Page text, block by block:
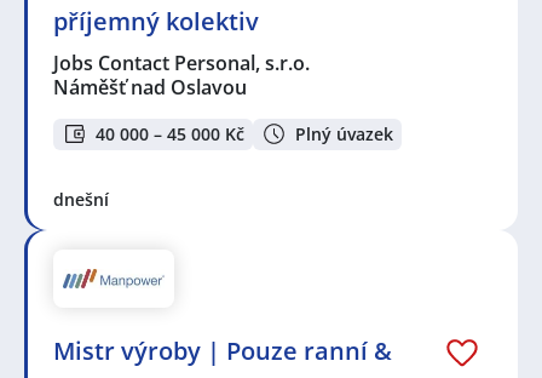
příjemný kolektiv
Jobs Contact Personal, s.r.o.
Náměšť nad Oslavou
40 000 – 45 000 Kč Plný úvazek
dnešní
Mistr výroby | Pouze ranní &